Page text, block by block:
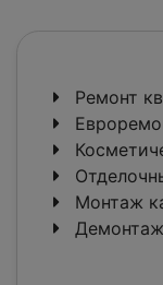
Ремонт
Монтаж